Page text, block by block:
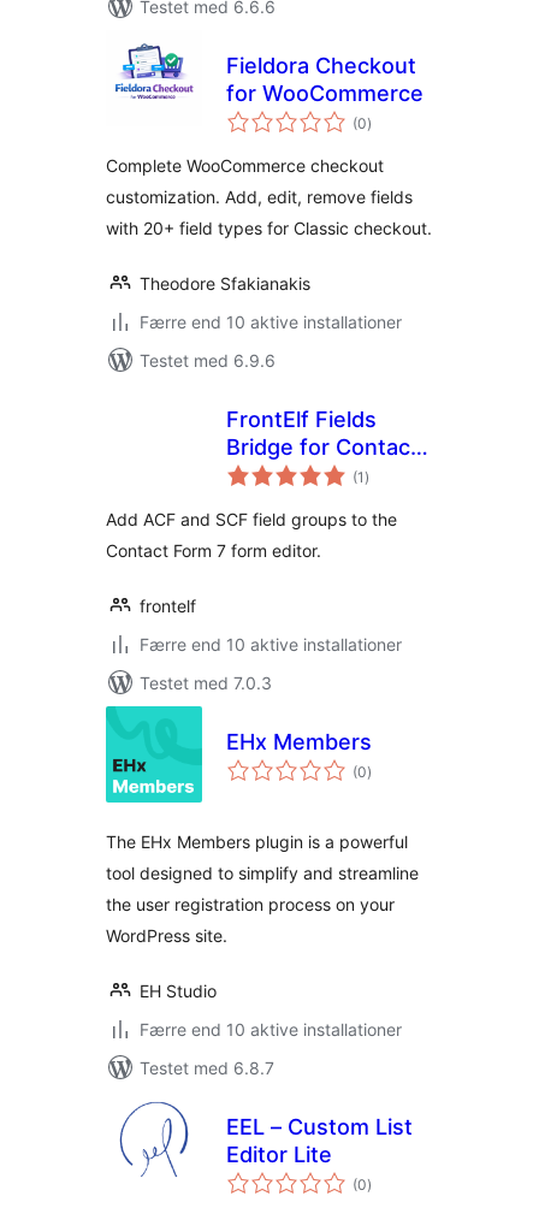
Testet med 6.6.6
Fieldora Checkout
for WooCommerce
(0totale
bedømmelser
)
Complete WooCommerce checkout
customization. Add, edit, remove fields
with 20+ field types for Classic checkout.
Theodore Sfakianakis
Færre end 10 aktive installationer
Testet med 6.9.6
FrontElf Fields
Bridge for Contact
Form 7
(1 totale
bedømmelser
)
Add ACF and SCF field groups to the
Contact Form 7 form editor.
frontelf
Færre end 10 aktive installationer
Testet med 7.0.3
EHx Members
(0totale
bedømmelser
)
The EHx Members plugin is a powerful
tool designed to simplify and streamline
the user registration process on your
WordPress site.
EH Studio
Færre end 10 aktive installationer
Testet med 6.8.7
EEL – Custom List
Editor Lite
(0totale
bedømmelser
)